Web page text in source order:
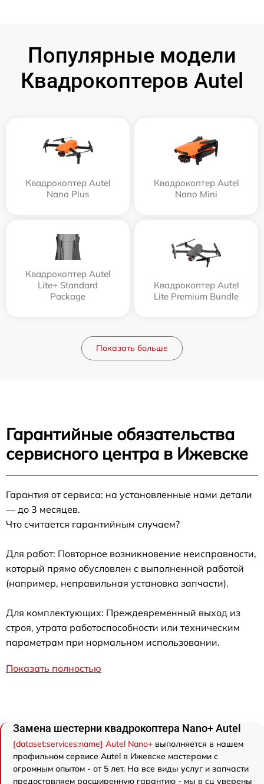
Популярные модели
Квадрокоптеров Autel
Квадрокоптер Autel
Nano Plus
Квадрокоптер Autel
Nano Mini
Квадрокоптер Autel
Lite+ Standard
Package
Квадрокоптер Autel
Lite Premium Bundle
Показать больше
Гарантийные обязательства
сервисного центра в Ижевске
Гарантия от сервиса: на установленные нами детали
— до 3 месяцев.
Что считается гарантийным случаем?
Для работ: Повторное возникновение неисправности,
который прямо обусловлен с выполненной работой
(например, неправильная установка запчасти).
Для комплектующих: Преждевременный выход из
строя, утрата работоспособности или техническим
параметрам при нормальном использовании.
Показать полностью
Замена шестерни квадрокоптера Nano+ Autel
[dataset:services:name] Autel Nano+ выполняется в нашем
профильном сервисе Autel в Ижевске мастерами с
огромным опытом - от 5 лет. На все виды услуг и запчасти
предоставляем расширенную гарантию - мы в сц уверены